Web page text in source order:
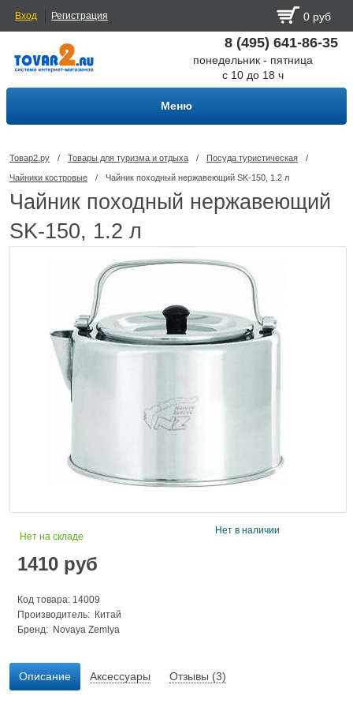
Вход Регистрация 0 руб
8 (495) 641-86-35
понедельник - пятница
с 10 до 18 ч
Меню
Товар2.ру / Товары для туризма и отдыха / Посуда туриcтическая /
Чайники костровые / Чайник походный нержавеющий SK-150, 1.2 л
Чайник походный нержавеющий
SK-150, 1.2 л
Нет на складе
1410 руб
Код товара: 14009
Производитель: Китай
Бренд: Novaya Zemlya
Нет в наличии
Описание Аксессуары Отзывы (3)